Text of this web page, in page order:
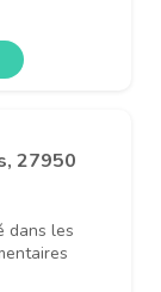
27950
dans les